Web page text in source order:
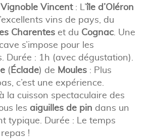
Vincent: L’île d’Oléron
vins de pays, du
Charenteset du Cognac. Une
s’impose pour les
Durée : 1h (avec dégustation).
(Éclade) de Moules: Plus
c’est une expérience.
la cuisson spectaculaire des
les aiguilles de pin dans un
typique. Durée : Le temps
!